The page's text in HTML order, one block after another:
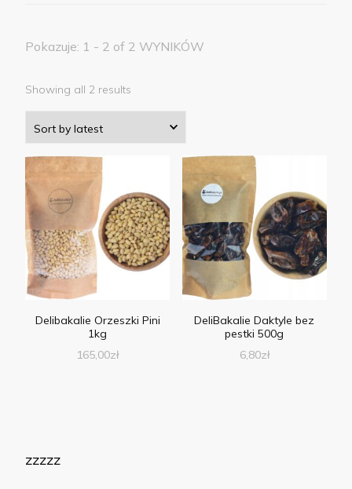
Pokazuje: 1 - 2 of 2 WYNIKÓW
Showing all 2 results
Delibakalie Orzeszki Pini
1kg
165,00zł
DeliBakalie Daktyle bez
pestki 500g
6,80zł
zzzzz